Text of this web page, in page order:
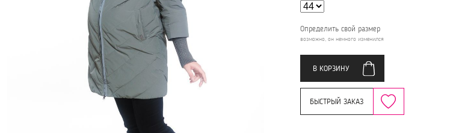
Определить свой размер
возможно, он немного изменился
В КОРЗИНУ
БЫСТРЫЙ ЗАКАЗ